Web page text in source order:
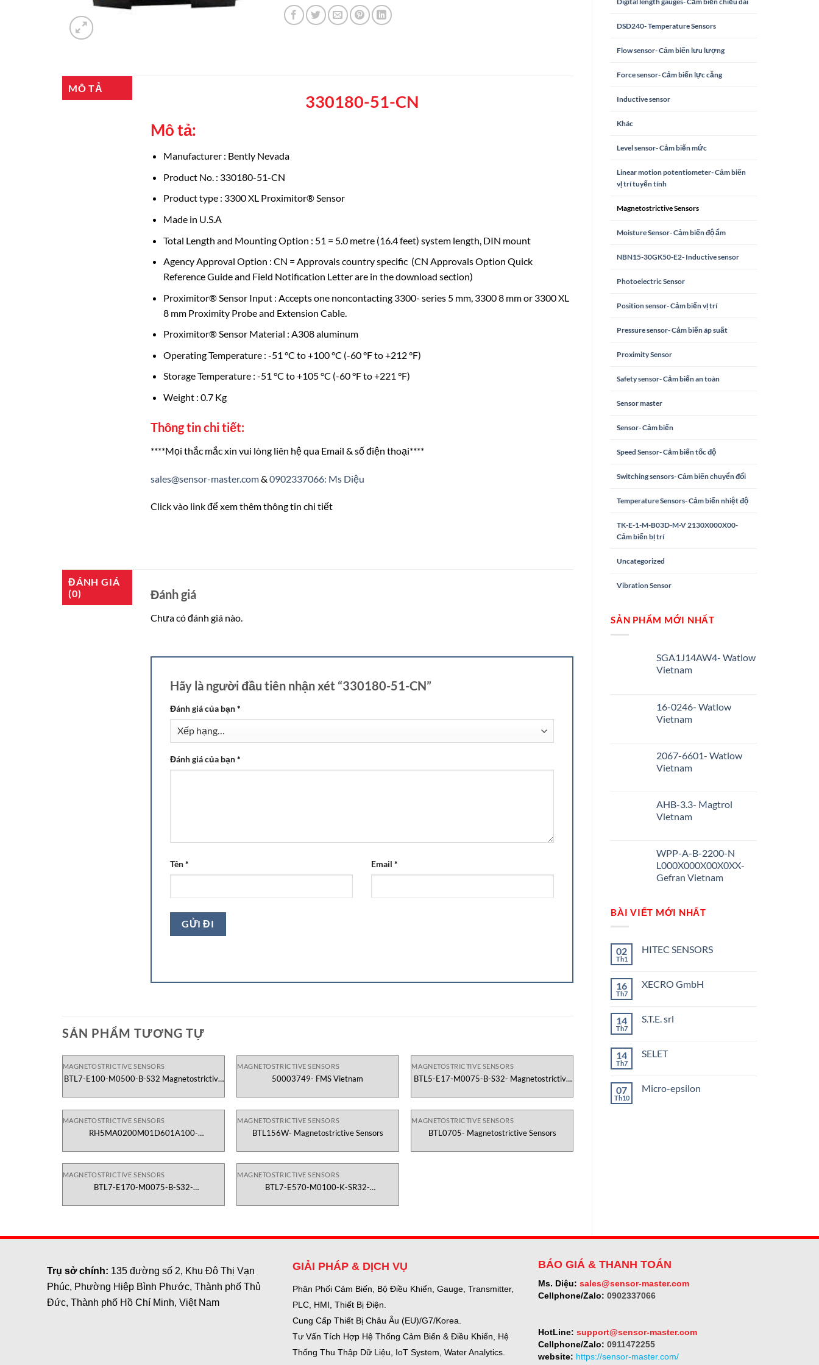
DSD240- Temperature Sensors
Flow sensor- Cảm biến lưu lượng
Force sensor- Cảm biến lực căng
Inductive sensor
Khác
Level sensor- Cảm biến mức
Linear motion potentiometer- Cảm biến
vị trí tuyến tính
Magnetostrictive Sensors
Moisture Sensor- Cảm biến độ ẩm
NBN15-30GK50-E2- Inductive sensor
Photoelectric Sensor
Position sensor- Cảm biến vị trí
Pressure sensor- Cảm biến áp suất
Proximity Sensor
Safety sensor- Cảm biến an toàn
Sensor master
Sensor- Cảm biến
Speed Sensor- Cảm biến tốc độ
Switching sensors- Cảm biến chuyển đổi
Temperature Sensors- Cảm biến nhiệt độ
TK-E-1-M-B03D-M-V 2130X000X00-
Cảm biến bị trí
Uncategorized
Vibration Sensor
SẢN PHẨM MỚI NHẤT
SGA1J14AW4- Watlow
Vietnam
16-0246- Watlow
Vietnam
2067-6601- Watlow
Vietnam
AHB-3.3- Magtrol
Vietnam
WPP-A-B-2200-N
L000X000X00X0XX-
Gefran Vietnam
BÀI VIẾT MỚI NHẤT
02
Th1
HITEC SENSORS
luận
16
Th7
XECRO GmbH
luận
14
Th7
S.T.E. srl
luận
14
Th7
SELET
luận
07
Th10
Micro-epsilon
MÔ TẢ
330180-51-CN
Mô tả:
Manufacturer : Bently Nevada
Product No. : 330180-51-CN
Product type : 3300 XL Proximitor® Sensor
Made in U.S.A
Total Length and Mounting Option : 51 = 5.0 metre (16.4 feet) system length, DIN mount
Agency Approval Option : CN = Approvals country specific (CN Approvals Option Quick
Reference Guide and Field Notification Letter are in the download section)
Proximitor® Sensor Input : Accepts one noncontacting 3300- series 5 mm, 3300 8 mm or 3300 XL
8 mm Proximity Probe and Extension Cable.
Proximitor® Sensor Material : A308 aluminum
Operating Temperature : -51 °C to +100 °C (-60 °F to +212 °F)
Storage Temperature : -51 °C to +105 °C (-60 °F to +221 °F)
Weight : 0.7 Kg
Thông tin chi tiết:
****Mọi thắc mắc xin vui lòng liên hệ qua Email & số điện thoại****
sales@sensor-master.com& 0902337066: Ms Diệu
Click vào link để xem thêm thông tin chi tiết
ĐÁNH GIÁ
(0)
Đánh giá
Chưa có đánh giá nào.
Hãy là người đầu tiên nhận xét “330180-51-CN”
Đánh giá của bạn*
Đánh giá của bạn*
Tên* Email *
SẢN PHẨM TƯƠNG TỰ
MAGNETOSTRICTIVE SENSORS
BTL7-E100-M0500-B-S32 Magnetostrictive
MAGNETOSTRICTIVE SENSORS
50003749- FMS Vietnam
MAGNETOSTRICTIVE SENSORS
BTL5-E17-M0075-B-S32- Magnetostrictive
MAGNETOSTRICTIVE SENSORS
RH5MA0200M01D601A100-
MAGNETOSTRICTIVE SENSORS
BTL156W- Magnetostrictive Sensors
MAGNETOSTRICTIVE SENSORS
BTL0705- Magnetostrictive Sensors
MAGNETOSTRICTIVE SENSORS
BTL7-E170-M0075-B-S32-
MAGNETOSTRICTIVE SENSORS
BTL7-E570-M0100-K-SR32-
Trụ sở chính: 135 đường số 2, Khu Đô Thị Vạn
Phúc, Phường Hiệp Bình Phước, Thành phố Thủ
Đức, Thành phố Hồ Chí Minh, Việt Nam
GIẢI PHÁP & DỊCH VỤ
Phân Phối Cảm Biến, Bộ Điều Khiển, Gauge, Transmitter,
PLC, HMI, Thiết Bị Điện.
Cung Cấp Thiết Bị Châu Âu (EU)/G7/Korea.
Tư Vấn Tích Hợp Hệ Thống Cảm Biến & Điều Khiển, Hệ
Thống Thu Thập Dữ Liệu, IoT System, Water Analytics.
BÁO GIÁ & THANH TOÁN
Ms. Diệu: sales@sensor-master.com
Cellphone/Zalo: 0902337066
HotLine: support@sensor-master.com
Cellphone/Zalo: 0911472255
website: https://sensor-master.com/